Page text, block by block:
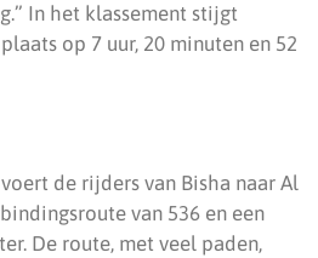
In het klassement stijgt
op 7 uur, 20 minuten en 52
de rijders van Bisha naar Al
van 536 en een
De route, met veel paden,